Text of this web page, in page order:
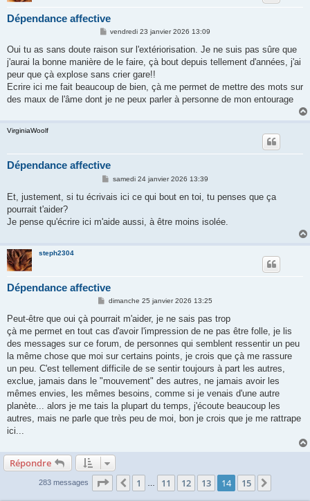
Dépendance affective
M
s
a
g
vendredi 23 janvier 2026 13:09
Oui tu as sans doute raison sur l'extériorisation. Je ne suis pas sûre que
j'aurai la bonne manière de le faire, çà bout depuis tellement d'années, j'ai
peur que çà explose sans crier gare!!
Ecrire ici me fait beaucoup de bien, çà me permet de mettre des mots sur
des maux de l'âme dont je ne peux parler à personne de mon entourage
VirginiaWoolf
Dépendance affective
M
s
g
samedi 24 janvier 2026 13:39
Et, justement, si tu écrivais ici ce qui bout en toi, tu penses que ça
pourrait t'aider?
Je pense qu'écrire ici m'aide aussi, à être moins isolée.
steph2304
Dépendance affective
M
s
a
g
dimanche 25 janvier 2026 13:25
Peut-être que oui çà pourrait m'aider, je ne sais pas trop
çà me permet en tout cas d'avoir l'impression de ne pas être folle, je lis
des messages sur ce forum, de personnes qui semblent ressentir un peu
la même chose que moi sur certains points, je crois que çà me rassure
un peu. C'est tellement difficile de se sentir toujours à part les autres,
exclue, jamais dans le "mouvement" des autres, ne jamais avoir les
mêmes envies, les mêmes besoins, comme si je venais d'une autre
planète... alors je me tais la plupart du temps, j'écoute beaucoup les
autres, mais ne parle que très peu de moi, bon je crois que je me rattrape
ici...
Répondre
283 messages Page 14 sur 15
Précédente
1 … 11 12 13 14 15